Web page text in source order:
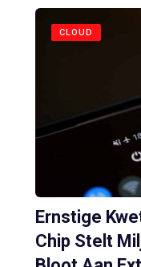
CLOUD
Ernstige
Chip Stelt